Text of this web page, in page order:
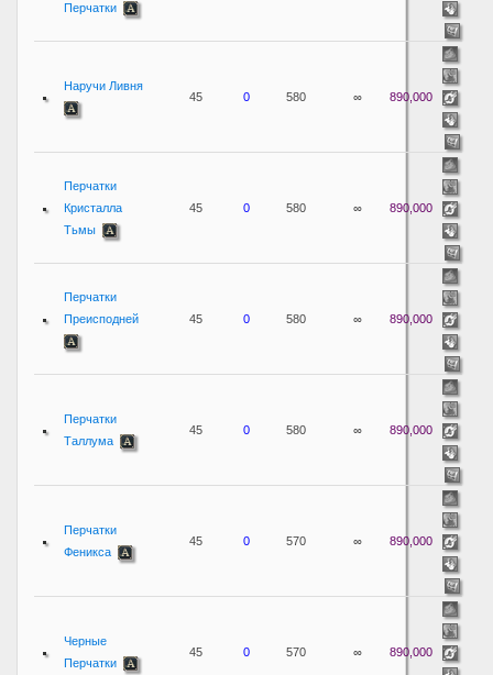
Перчатки
Наручи Ливня
45
0 580 ∞ 890,000
Перчатки
Кристалла
Тьмы
45 0 580 ∞ 890,000
Перчатки
Преисподней
45 0 580 ∞ 890,000
Перчатки
Таллума
45 0 580 ∞ 890,000
Перчатки
Феникса
45 0 570 ∞ 890,000
Черные
Перчатки
45 0 570 ∞ 890,000